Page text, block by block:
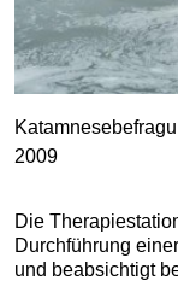
2009
Die
Durchführung
und beabsichtigt